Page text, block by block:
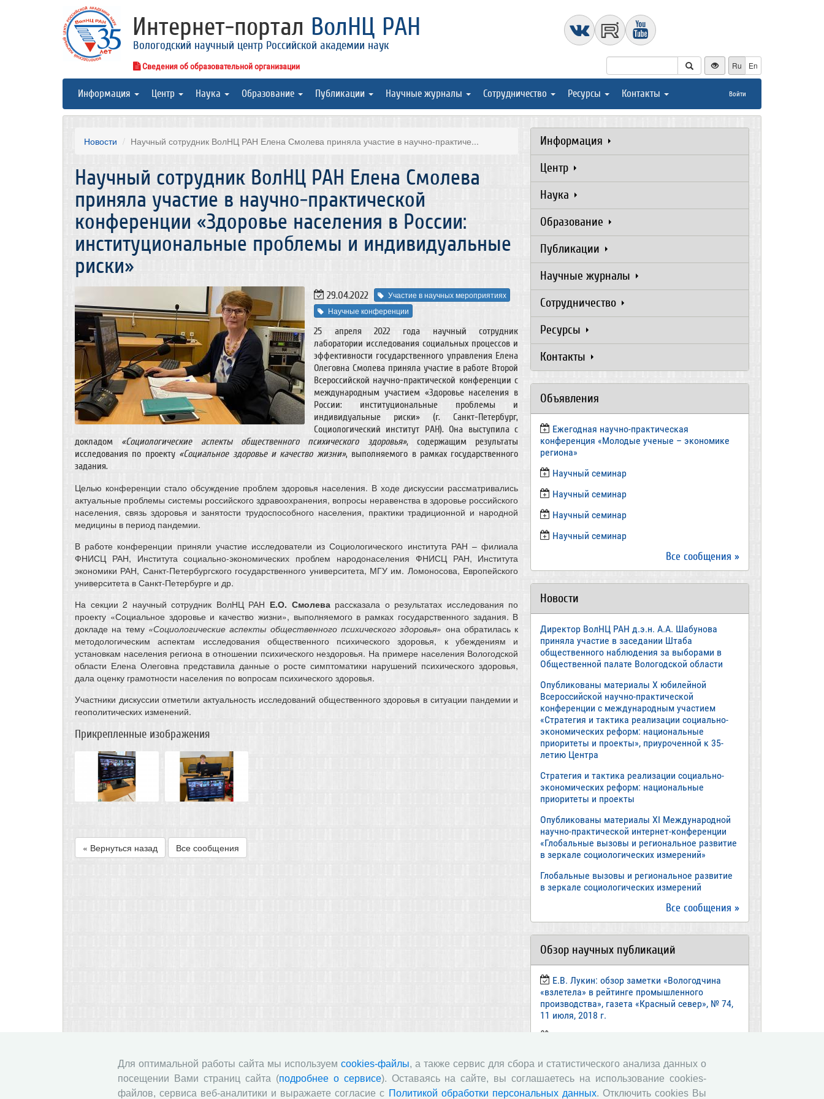
Интернет-портал ВолНЦ РАН
Вологодский научный центр Российской академии наук
Сведения об образовательной организации Ru En
Информация Центр Наука Образование Публикации Научные журналы Сотрудничество Ресурсы Контакты Войти
Новости Научный сотрудник ВолНЦ РАН Елена Смолева приняла участие в научно-практиче...
Научный сотрудник ВолНЦ РАН Елена Смолева
приняла участие в научно-практической
конференции «Здоровье населения в России:
институциональные проблемы и индивидуальные
риски»
29.04.2022
Участие в научных мероприятиях
Научные конференции
25 апреля 2022 года научный сотрудник
лаборатории исследования социальных процессов и
эффективности государственного управления Елена
Олеговна Смолева приняла участие в работе Второй
Всероссийской научно-практической конференции с
международным участием «Здоровье населения в
России: институциональные проблемы и
индивидуальные риски» (г. Санкт-Петербург,
Социологический институт РАН). Она выступила с
докладом «Социологические аспекты общественного психического здоровья», содержащим результаты
исследования по проекту «Социальное здоровье и качество жизни», выполняемого в рамках государственного
задания.
Целью конференции стало обсуждение проблем здоровья населения. В ходе дискуссии рассматривались
актуальные проблемы системы российского здравоохранения, вопросы неравенства в здоровье российского
населения, связь здоровья и занятости трудоспособного населения, практики традиционной и народной
медицины в период пандемии.
В работе конференции приняли участие исследователи из Социологического института РАН – филиала
ФНИСЦ РАН, Института социально-экономических проблем народонаселения ФНИСЦ РАН, Института
экономики РАН, Санкт-Петербургского государственного университета, МГУ им. Ломоносова, Европейского
университета в Санкт-Петербурге и др.
На секции 2 научный сотрудник ВолНЦ РАН Е.О. Смолеварассказала о результатах исследования по
проекту «Социальное здоровье и качество жизни», выполняемого в рамках государственного задания. В
докладе на тему «Социологические аспекты общественного психического здоровья» она обратилась к
методологическим аспектам исследования общественного психического здоровья, к убеждениям и
установкам населения региона в отношении психического нездоровья. На примере населения Вологодской
области Елена Олеговна представила данные о росте симптоматики нарушений психического здоровья,
дала оценку грамотности населения по вопросам психического здоровья.
Участники дискуссии отметили актуальность исследований общественного здоровья в ситуации пандемии и
геополитических изменений.
Прикрепленные изображения
« Вернуться назад Все сообщения
Информация
Центр
Наука
Образование
Публикации
Научные журналы
Сотрудничество
Ресурсы
Контакты
Объявления
Ежегодная научно-практическая
конференция «Молодые ученые – экономике
региона»
​Научный семинар
​Научный семинар
Научный семинар
​Научный семинар
Все сообщения »
Новости
Директор ВолНЦ РАН д.э.н. А.А. Шабунова
приняла участие в заседании Штаба
общественного наблюдения за выборами в
Общественной палате Вологодской области
Опубликованы материалы X юбилейной
Всероссийской научно-практической
конференции с международным участием
«Стратегия и тактика реализации социально-
экономических реформ: национальные
приоритеты и проекты», приуроченной к 35-
летию Центра
Стратегия и тактика реализации социально-
экономических реформ: национальные
приоритеты и проекты
Опубликованы материалы XI Международной
научно-практической интернет-конференции
«Глобальные вызовы и региональное развитие
в зеркале социологических измерений»
Глобальные вызовы и региональное развитие
в зеркале социологических измерений
Все сообщения »
Обзор научных публикаций
Е.В. Лукин: обзор заметки «Вологодчина
«взлетела» в рейтинге промышленного
производства», газета «Красный север», № 74,
11 июля, 2018 г.
«Известия», №88, 2018 г.
В.Н. Барсуков: обзор статьи «Повышение
пенсионного возраста: позитивные эффекты и
Для оптимальной работы сайта мы используем cookies-файлы, а также сервис для сбора и статистического анализа данных о
посещении Вами страниц сайта (подробнее о сервисе). Оставаясь на сайте, вы соглашаетесь на использование cookies-
файлов, сервиса веб-аналитики и выражаете согласие с Политикой обработки персональных данных. Отключить cookies Вы